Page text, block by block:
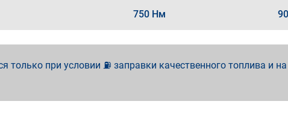
750 Нм
только при условии ⛽ заправки качественного топлива и